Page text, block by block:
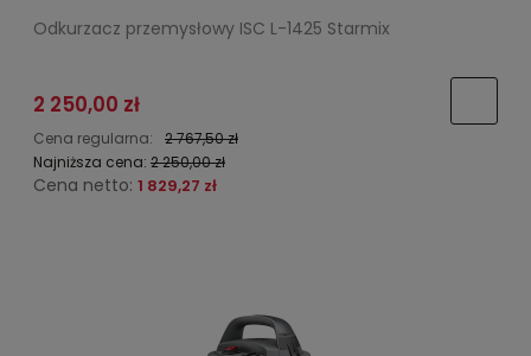
Odkurzacz przemysłowy ISC L-1425 Starmix
2 250,00 zł
Cena regularna:
2 767,50 zł
Najniższa cena: 2 250,00 zł
Cena netto: 1 829,27 zł